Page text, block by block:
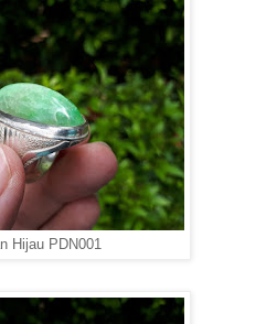
Hijau PDN001